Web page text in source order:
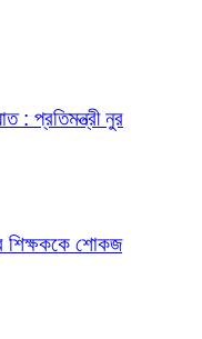
: প্রতিমন্ত্রী নুর
শিক্ষককে শোকজ